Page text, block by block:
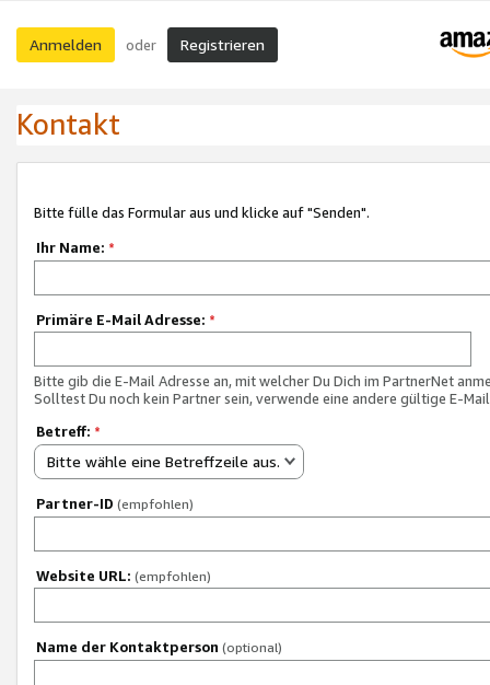
Anmelden oder Registrieren
Kontakt
Bitte fülle das Formular aus und klicke auf "Senden".
Ihr Name: *
Primäre E-Mail Adresse: *
Bitte gib die E-Mail Adresse an, mit welcher Du Dich im PartnerNet
Solltest Du noch kein Partner sein, verwende eine andere gültige E-
Betreff: *
Bitte wähle eine Betreffzeile aus.
Partner-ID (empfohlen)
Website URL: (empfohlen)
Name der Kontaktperson (optional)